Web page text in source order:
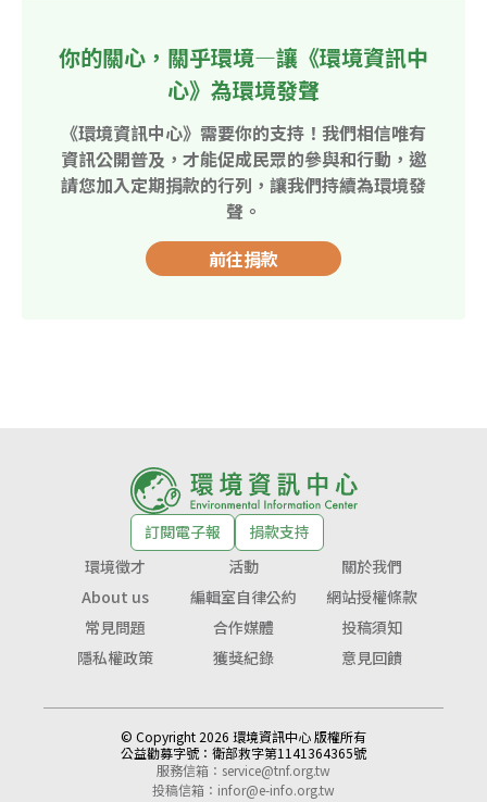
你的關心，關乎環境—讓《環境資訊中
心》為環境發聲
《環境資訊中心》需要你的支持！我們相信唯有
資訊公開普及，才能促成民眾的參與和行動，邀
請您加入定期捐款的行列，讓我們持續為環境發
聲。
前往捐款
訂閱電子報
捐款支持
環境徵才
活動
關於我們
About us
編輯室自律公約
網站授權條款
常見問題
合作媒體
投稿須知
隱私權政策
獲獎紀錄 意見回饋
© Copyright 2026 環境資訊中心 版權所有
公益勸募字號： 衛部救字第1141364365號
服務信箱： service@tnf.org.tw
投稿信箱： infor@e-info.org.tw